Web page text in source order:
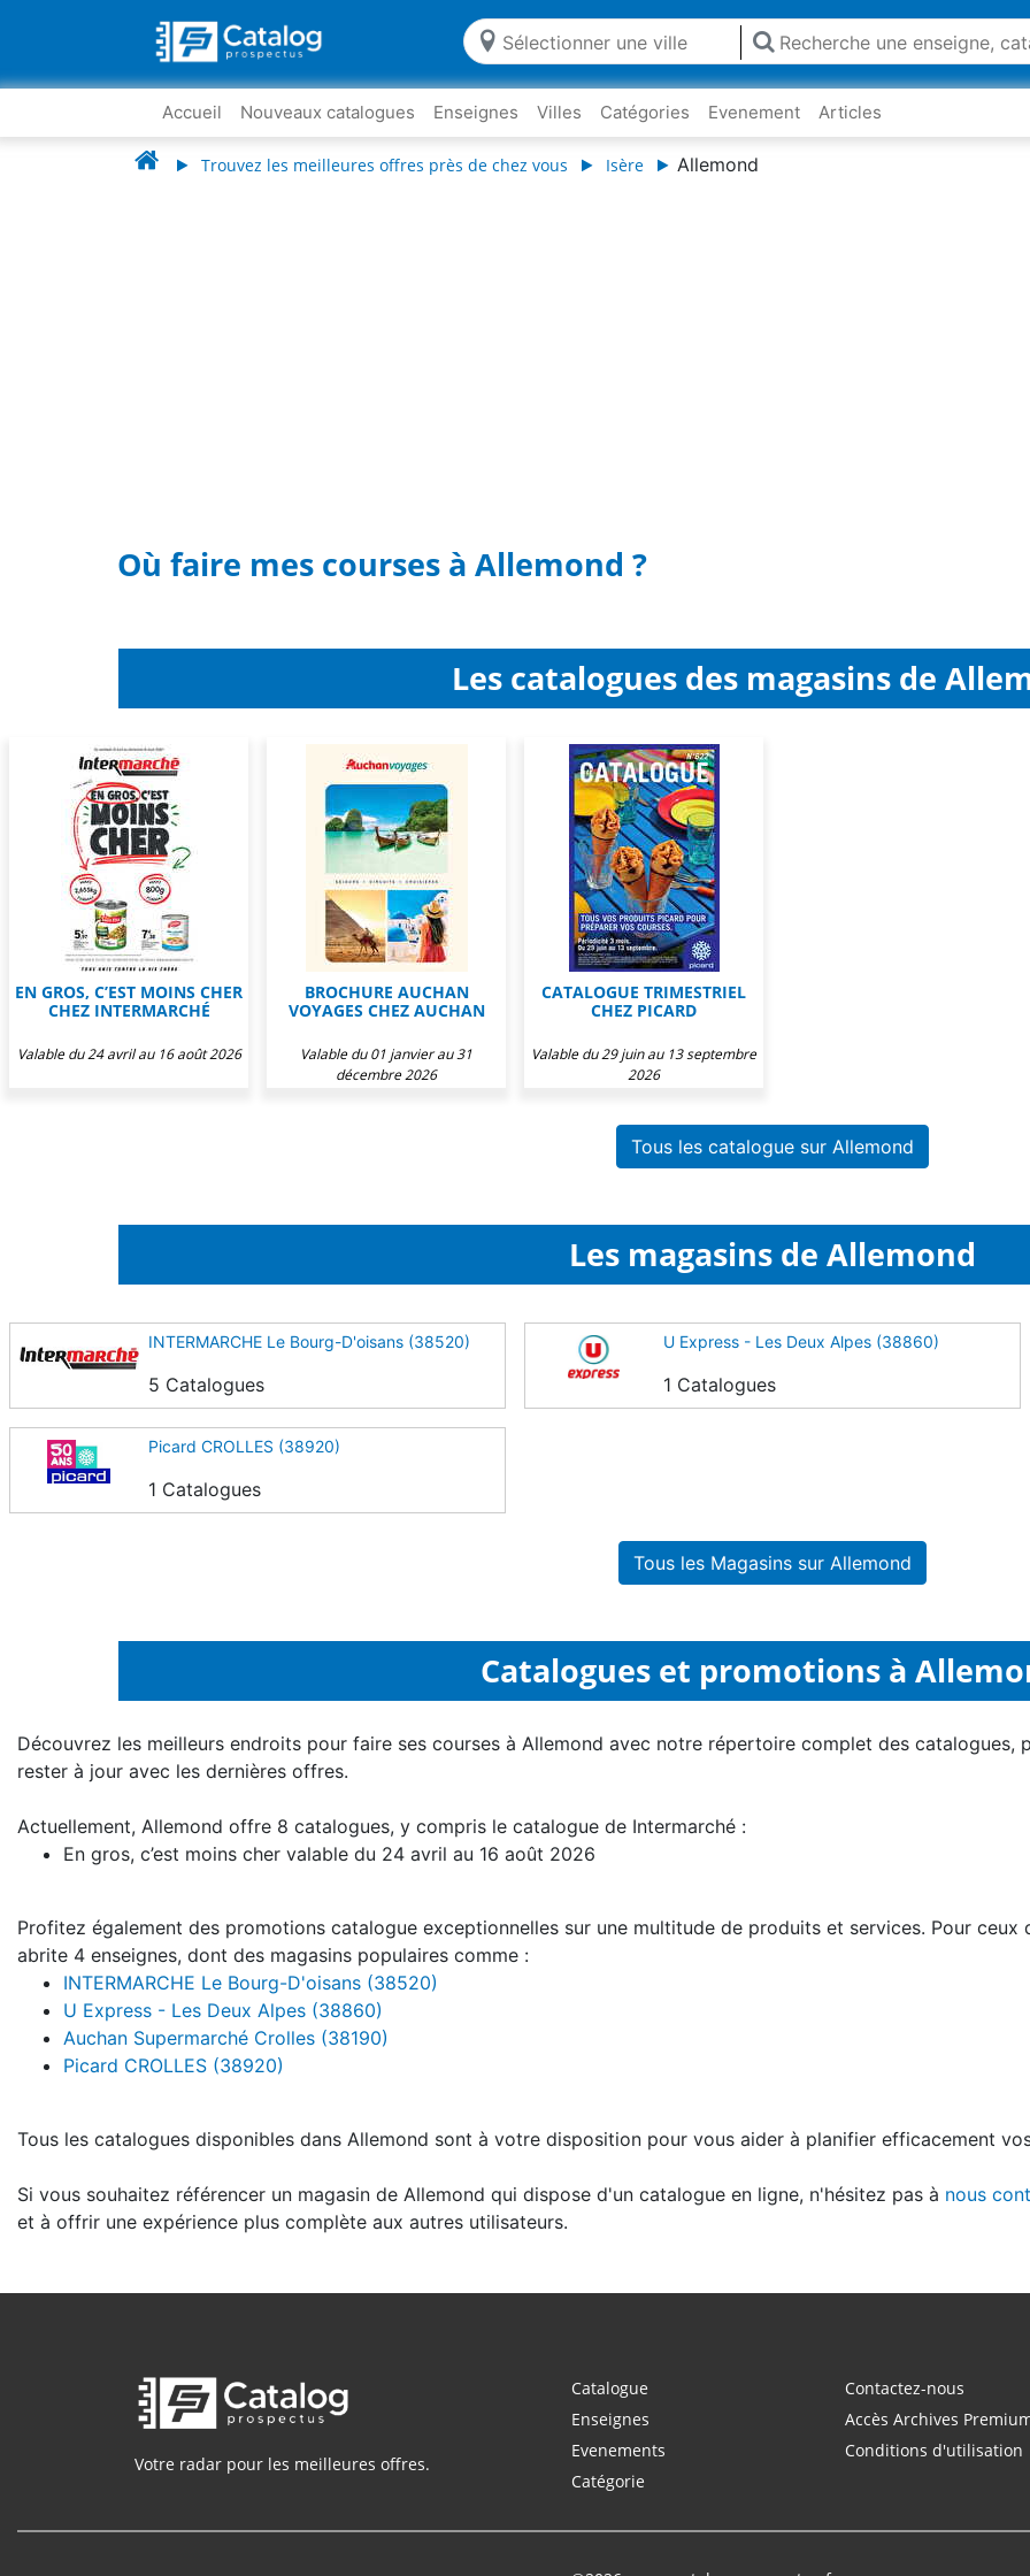
Accueil Nouveaux catalogues Enseignes Villes Catégories Evenement Articles
Trouvez les meilleures offres près de chez vous Isère Allemond
Où faire mes courses à Allemond ?
Les catalogues des magasins de
EN GROS, C’EST MOINS CHER
CHEZ INTERMARCHÉ
Valable du 24 avril au 16 août 2026
BROCHURE AUCHAN
VOYAGES CHEZ AUCHAN
Valable du 01 janvier au 31
décembre 2026
CATALOGUE TRIMESTRIEL
CHEZ PICARD
Valable du 29 juin au 13 septembre
2026
Tous les catalogue sur Allemond
Les magasins de Allemond
INTERMARCHE Le Bourg-D'oisans (38520)
5 Catalogues
U Express - Les Deux Alpes (38860)
1 Catalogues
Picard CROLLES (38920)
1 Catalogues
Tous les Magasins sur Allemond
Catalogues et promotions à
Découvrez les meilleurs endroits pour faire ses courses à Allemond avec notre répertoire complet des
rester à jour avec les dernières offres.
Actuellement, Allemond offre 8 catalogues, y compris le catalogue de Intermarché :
En gros, c’est moins cher valable du 24 avril au 16 août 2026
Profitez également des promotions catalogue exceptionnelles sur une multitude de produits et services. Pour
abrite 4 enseignes, dont des magasins populaires comme :
INTERMARCHE Le Bourg-D'oisans (38520)
U Express - Les Deux Alpes (38860)
Auchan Supermarché Crolles (38190)
Picard CROLLES (38920)
Tous les catalogues disponibles dans Allemond sont à votre disposition pour vous aider à planifier efficacement
Si vous souhaitez référencer un magasin de Allemond qui dispose d'un catalogue en ligne, n'hésitez pas à nous
et à offrir une expérience plus complète aux autres utilisateurs.
Votre radar pour les meilleures offres.
Catalogue
Enseignes
Evenements
Catégorie
Contactez-nous
Accès Archives
Conditions d'utilisation